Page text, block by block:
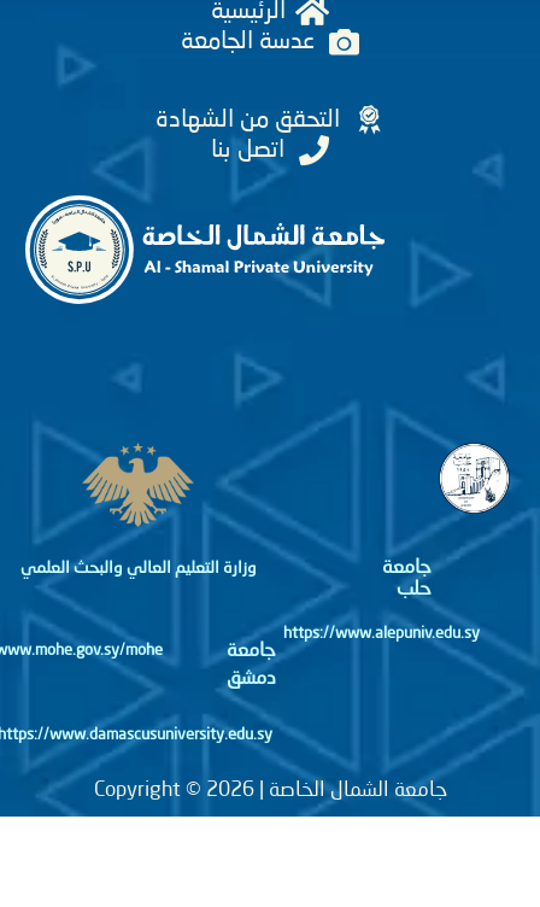
الرئيسية
عدسة الجامعة
التحقق من الشهادة
اتصل بنا
جامعة
https://www.alepuniv.edu.sy
جامعة
دمشق
وزارة التعليم العالي والبحث العلمي
http://www.mohe.gov.sy/mohe
جامعة الشمال الخاصة | Copyright © 2026